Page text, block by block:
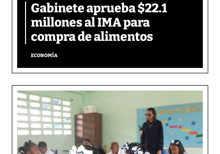
Gabinete aprueba $22.1
millones al IMA para
compra de alimentos
ECONOMÍA